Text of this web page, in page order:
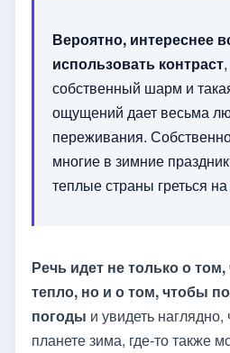
Вероятно, интереснее
использовать контраст
собственный шарм и
ощущений дает весьма
переживания.
многие в зимние
теплые страны греться
Речь идет не только о
тепло, но и о том, чтобы
погоды и увидеть наглядно,
планете зима, где-то также